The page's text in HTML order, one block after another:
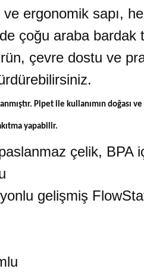
ergonomik sapı,
çoğu araba bardak
çevre dostu ve
Pipet ile kullanımın
yapabilir.
çelik, BPA
gelişmiş